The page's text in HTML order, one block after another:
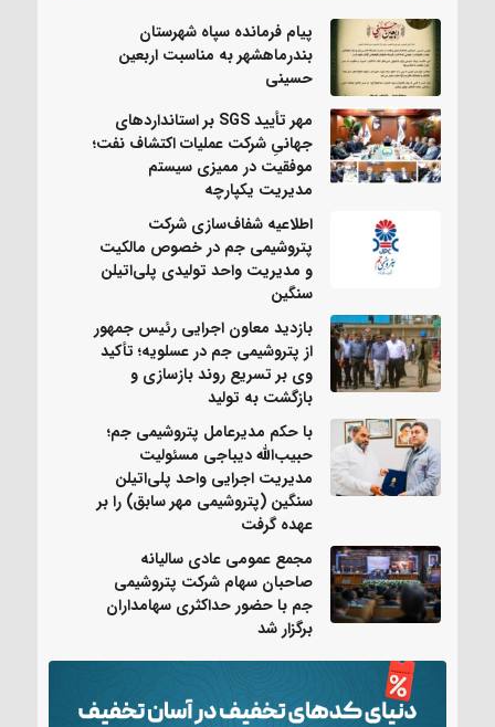
پیام فرمانده سپاه شهرستان
بندرماهشهر به مناسبت اربعین
حسینی
مهر تأیید SGS بر استانداردهای
جهانیِ شرکت عملیات اکتشاف نفت؛
موفقیت در ممیزی سیستم
مدیریت یکپارچه
اطلاعیه شفاف‌سازی شرکت
پتروشیمی جم در خصوص مالکیت
و مدیریت واحد تولیدی پلی‌اتیلن
سنگین
بازدید معاون اجرایی رئیس جمهور
از پتروشیمی جم در عسلویه؛ تأکید
وی بر تسریع روند بازسازی و
بازگشت به تولید
با حکم مدیرعامل پتروشیمی جم؛
حبیب‌الله دیباجی مسئولیت
مدیریت اجرایی واحد پلی‌اتیلن
سنگین (پتروشیمی مهر سابق) را بر
عهده گرفت
مجمع عمومی عادی سالیانه
صاحبان سهام شرکت پتروشیمی
جم با حضور حداکثری سهامداران
برگزار شد